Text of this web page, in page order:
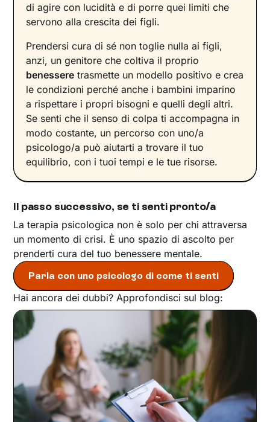
di agire con lucidità e di porre quei limiti che
servono alla crescita dei figli.
Prendersi cura di sé non toglie nulla ai figli,
anzi, un genitore che coltiva il proprio
benessere trasmette un modello positivo e crea
le condizioni perché anche i bambini imparino
a rispettare i propri bisogni e quelli degli altri.
Se senti che il senso di colpa ti accompagna in
modo costante, un percorso con uno/a
psicologo/a può aiutarti a trovare il tuo
equilibrio, con i tuoi tempi e le tue risorse.
Il passo successivo, se ti senti pronto/a
La terapia psicologica non è solo per chi attraversa
un momento di crisi. È uno spazio di ascolto per
prenderti cura del tuo benessere mentale.
Parla con uno psicologo di come ti senti
Hai ancora dei dubbi? Approfondisci sul blog: